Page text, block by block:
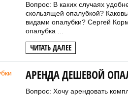
Вопрос: В каких случаях
скользящей опалубкой?
видами опалубки? Сергей
опалубка ...
ЧИТАТЬ ДАЛЕЕ
АРЕНДА ДЕШЕВОЙ
Вопрос: Хочу арендовать